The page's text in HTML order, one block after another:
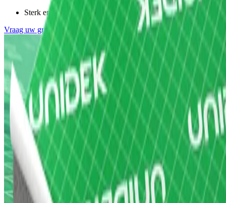
Sterk en betrouwbaar voor langdurige bescherming
Vraag uw gratis staal aan